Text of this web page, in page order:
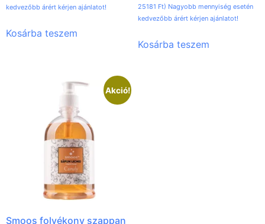
kedvezőbb árért kérjen ajánlatot!
Kosárba teszem
25181 Ft) Nagyobb mennyiség esetén
kedvezőbb árért kérjen ajánlatot!
Kosárba teszem
Akció!
Smoos folyékony szappan